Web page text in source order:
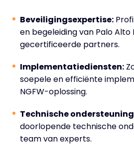
Beveiligingsexpertise:
en begeleiding van Palo Alto
gecertificeerde partners.
Implementatiediensten:
soepele en efficiënte
NGFW-oplossing.
Technische
doorlopende technische
team van experts.